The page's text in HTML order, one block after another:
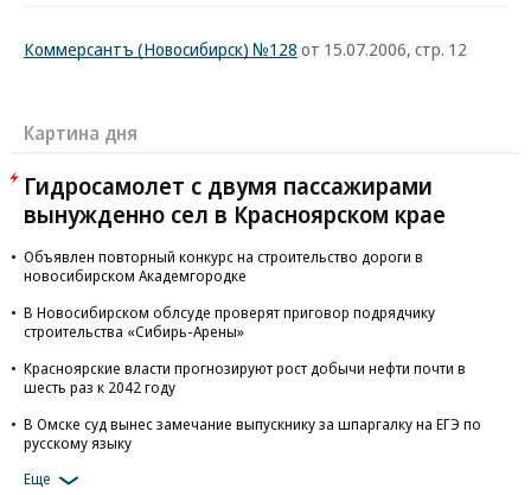
Коммерсантъ (Новосибирск) №128 от 15.07.2006, стр. 12
Картина дня
Гидросамолет с двумя пассажирами
вынужденно сел в Красноярском крае
Объявлен повторный конкурс на строительство дороги в
новосибирском Академгородке
В Новосибирском облсуде проверят приговор подрядчику
строительства «Сибирь-Арены»
Красноярские власти прогнозируют рост добычи нефти почти в
шесть раз к 2042 году
В Омске суд вынес замечание выпускнику за шпаргалку на ЕГЭ по
русскому языку
Еще